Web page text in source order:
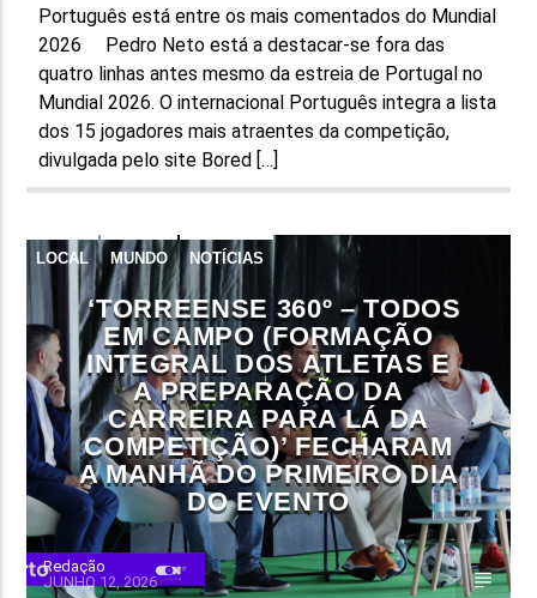
Português está entre os mais comentados do Mundial
2026 Pedro Neto está a destacar-se fora das
quatro linhas antes mesmo da estreia de Portugal no
Mundial 2026. O internacional Português integra a lista
dos 15 jogadores mais atraentes da competição,
divulgada pelo site Bored […]
LOCAL MUNDO NOTÍCIAS
‘TORREENSE 360º – TODOS
EM CAMPO (FORMAÇÃO
INTEGRAL DOS ATLETAS E
A PREPARAÇÃO DA
CARREIRA PARA LÁ DA
COMPETIÇÃO)’ FECHARAM
A MANHÃ DO PRIMEIRO DIA
DO EVENTO
Redação
JUNHO 12, 2026